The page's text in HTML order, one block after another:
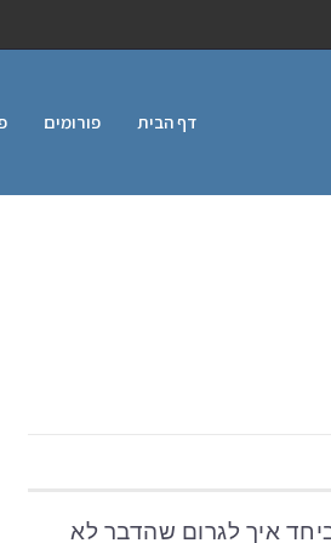
דף הבית פורומים
איך לגרום שהדבר לא